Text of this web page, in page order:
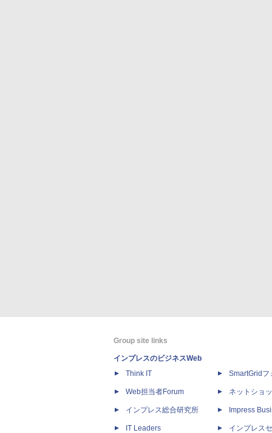
Group site links
インプレスのビジネスWeb
Think IT
Web担当者Forum
インプレス総合研究所
IT Leaders
SmartGridフ
ネットショ
Impress
インプレス